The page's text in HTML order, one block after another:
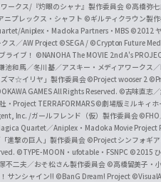
ークス/『灼眼のシャナ』製作委員会 ©高橋弥
ニプレックス・シャフト ©ギルティクラウン製
Aniplex・Madoka Partners・MBS ©2012
ス／AW Project ©SEGA / ©Crypton Future
イブ！ ©NANOHA The MOVIE 2nd A's
池和馬／冬川基／アスキー・メディアワークス／
マ☆イリヤ」製作委員会©Project wooser 2
GAMES All Rights Reserved. ©古味直志
・Project TERRAFORMARS©劇場版ミルキィホ
Inc. /ガールフレンド（仮）製作委員会©FHO
Quartet／Aniplex・Madoka Movie Project
進撃の巨人」製作委員会 ©Project シンフォギア
©TYPE-MOON・ufotable・FSNPC ©2015
不二夫／おそ松さん製作委員会 ©高橋留美子・
サンシャイン!! ©BanG Dream! Project